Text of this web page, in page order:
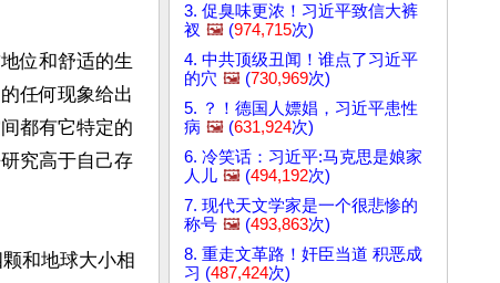
位和舒适的生
任何现象给出
都有它特定的
究高于自己存
和地球大小相
3. 促臭味更浓！习近平致信大裤
衩 🖼️ (974,715次)
4. 中共顶级丑闻！谁点了习近平
的穴 🖼️ (730,969次)
5. ？！德国人嫖娼，习近平患性
病 🖼️ (631,924次)
6. 冷笑话：习近平:马克思是娘家
人儿 🖼️ (494,192次)
7. 现代天文学家是一个很悲惨的
称号 🖼️ (493,863次)
8. 重走文革路！奸臣当道 积恶成
习 (487,424次)